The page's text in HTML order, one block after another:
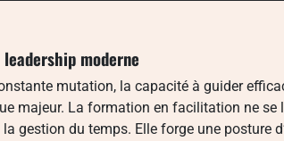
moderne
mutation, la capacité à guider
majeur. La formation en facilitation ne se
gestion du temps. Elle forge une posture